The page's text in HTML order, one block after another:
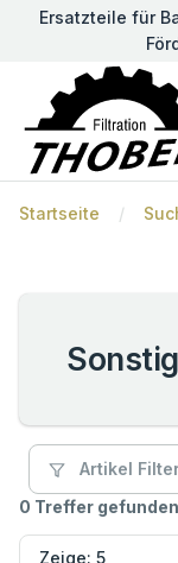
Ersatzteile für
Startseite
Artikel
0 Treffer